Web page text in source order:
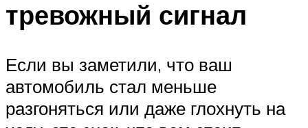
тревожный сигнал
Если вы заметили, что ваш
автомобиль стал меньше
разгоняться или даже глохнуть на